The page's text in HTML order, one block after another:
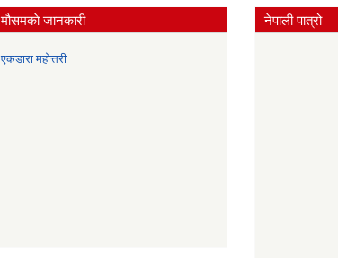
मौसमकाे जानकारी
एकडारा महोत्तरी
नेपाली पात्रो